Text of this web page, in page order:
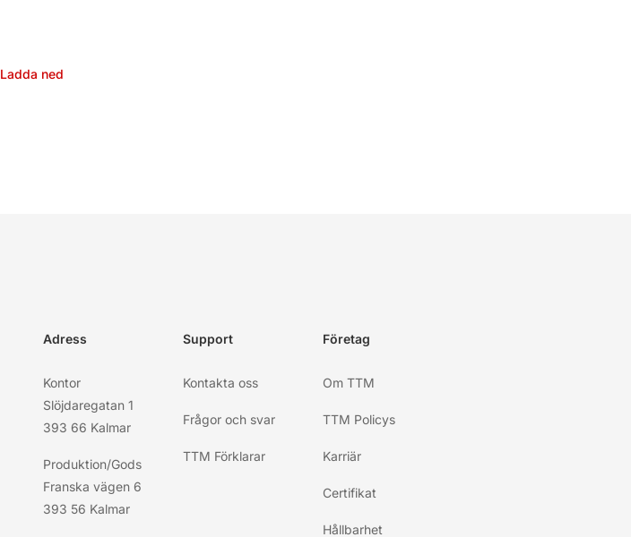
Ladda ned
Adress
Kontor
Slöjdaregatan 1
393 66 Kalmar
Produktion/Gods
Franska vägen 6
393 56 Kalmar
Support
Kontakta oss
Frågor och svar
TTM Förklarar
Företag
Om TTM
TTM Policys
Karriär
Certifikat
Hållbarhet